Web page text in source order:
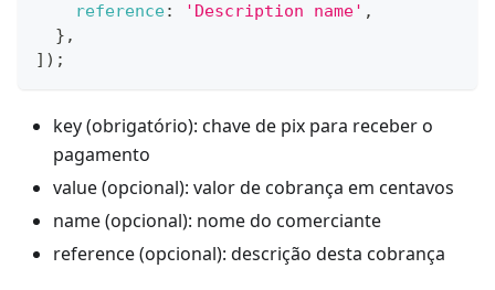
reference: 'Description name' ,
} ,
] ) ;
key (obrigatório): chave de pix para receber o
pagamento
value (opcional): valor de cobrança em centavos
name (opcional): nome do comerciante
reference (opcional): descrição desta cobrança